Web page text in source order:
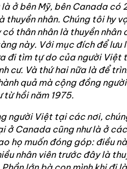
ở bên Mỹ, bên Canada có
thuyền nhân. Chúng tôi hy
có thân nhân là thuyền
này. Với mục đích để lưu
đi tìm tự do của người Việt
cư. Và thứ hai nữa là để
quả mà cộng đồng
hồi năm 1975.
người Việt tại các nơi,
ở Canada cũng như là ở
họ muốn đóng góp: điều
nhân viên trước đây là